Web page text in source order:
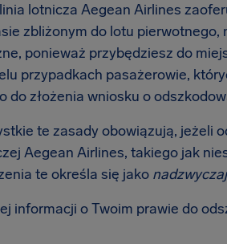
lotnicza Aegean Airlines
zbliżonym do lotu pierwotnego,
ponieważ przybędziesz do
przypadkach pasażerowie,
do złożenia wniosku o
te zasady obowiązują, jeżeli
Aegean Airlines, takiego jak
te określa się jako
informacji o Twoim prawie do